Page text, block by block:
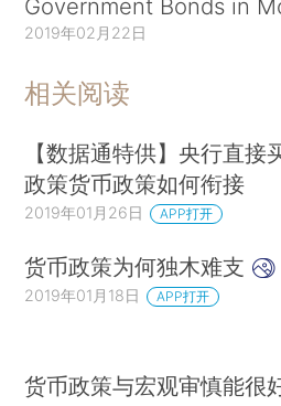
Government Bonds in
2019年02月22日
相关阅读
【数据通特供】央行直
政策货币政策如何衔接
2019年01月26日 APP打开
货币政策为何独木难支
2019年01月18日 APP打开
货币政策与宏观审慎能很